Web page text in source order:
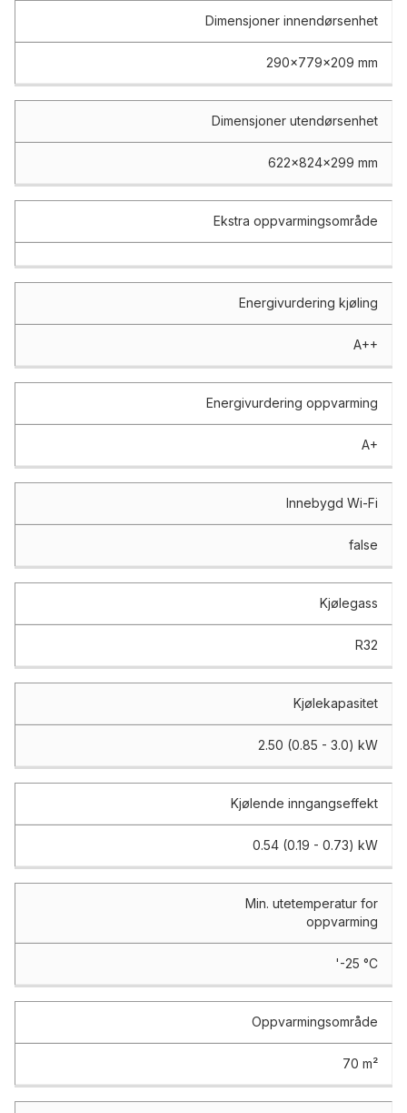
Dimensjoner innendørsenhet
290x779x209 mm
Dimensjoner utendørsenhet
622x824x299 mm
Ekstra oppvarmingsområde
Energivurdering kjøling
A++
Energivurdering oppvarming
A+
Innebygd Wi-Fi
false
Kjølegass
R32
Kjølekapasitet
2.50 (0.85 - 3.0) kW
Kjølende inngangseffekt
0.54 (0.19 - 0.73) kW
Min. utetemperatur for
oppvarming
'-25 °C
Oppvarmingsområde
70 m²